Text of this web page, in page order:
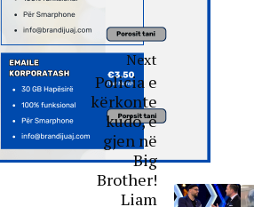
Next
Policia e
kërkonte
kudo, e
gjen në
Big
Brother!
Liam